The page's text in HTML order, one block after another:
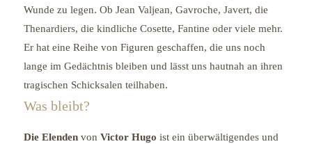
Wunde zu legen. Ob Jean Valjean, Gavroche, Javert, die
Thenardiers, die kindliche Cosette, Fantine oder viele mehr.
Er hat eine Reihe von Figuren geschaffen, die uns noch
lange im Gedächtnis bleiben und lässt uns hautnah an ihren
tragischen Schicksalen teilhaben.
Was bleibt?
Die Elendenvon Victor Hugo ist ein überwältigendes und